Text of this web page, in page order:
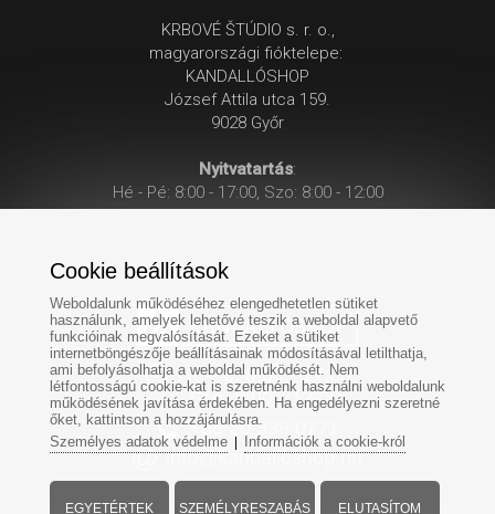
KRBOVÉ ŠTÚDIO s. r. o.,
magyarországi fióktelepe:
KANDALLÓSHOP
József Attila utca 159.
9028 Győr
Nyitvatartás:
Hé - Pé: 8:00 - 17:00, Szo: 8:00 - 12:00
Hé-Pé: 8:00 - 17:00
Szo: 8:00 - 12:00
+36 20 339 0771
info@kandalloshop.hu
Cookie beállítások
Weboldalunk működéséhez elengedhetetlen sütiket
használunk, amelyek lehetővé teszik a weboldal alapvető
funkcióinak megvalósítását. Ezeket a sütiket
internetböngészője beállításainak módosításával letilthatja,
ami befolyásolhatja a weboldal működését. Nem
létfontosságú cookie-kat is szeretnénk használni weboldalunk
működésének javítása érdekében. Ha engedélyezni szeretné
őket, kattintson a hozzájárulásra.
Személyes adatok védelme| Információk a cookie-król
EGYETÉRTEK SZEMÉLYRESZABÁS ELUTASÍTOM